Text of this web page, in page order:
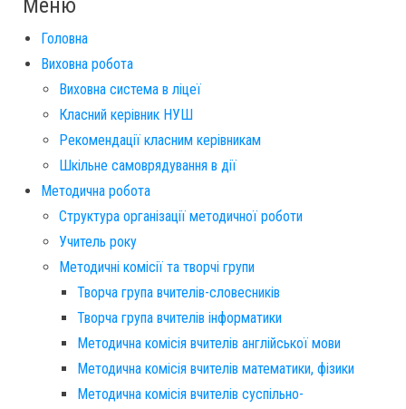
Меню
Головна
Виховна робота
Виховна система в ліцеї
Класний керівник НУШ
Рекомендації класним керівникам
Шкільне самоврядування в дії
Методична робота
Структура організації методичної роботи
Учитель року
Методичні комісії та творчі групи
Творча група вчителів-словесників
Творча група вчителів інформатики
Методична комісія вчителів англійської мови
Методична комісія вчителів математики, фізики
Методична комісія вчителів суспільно-